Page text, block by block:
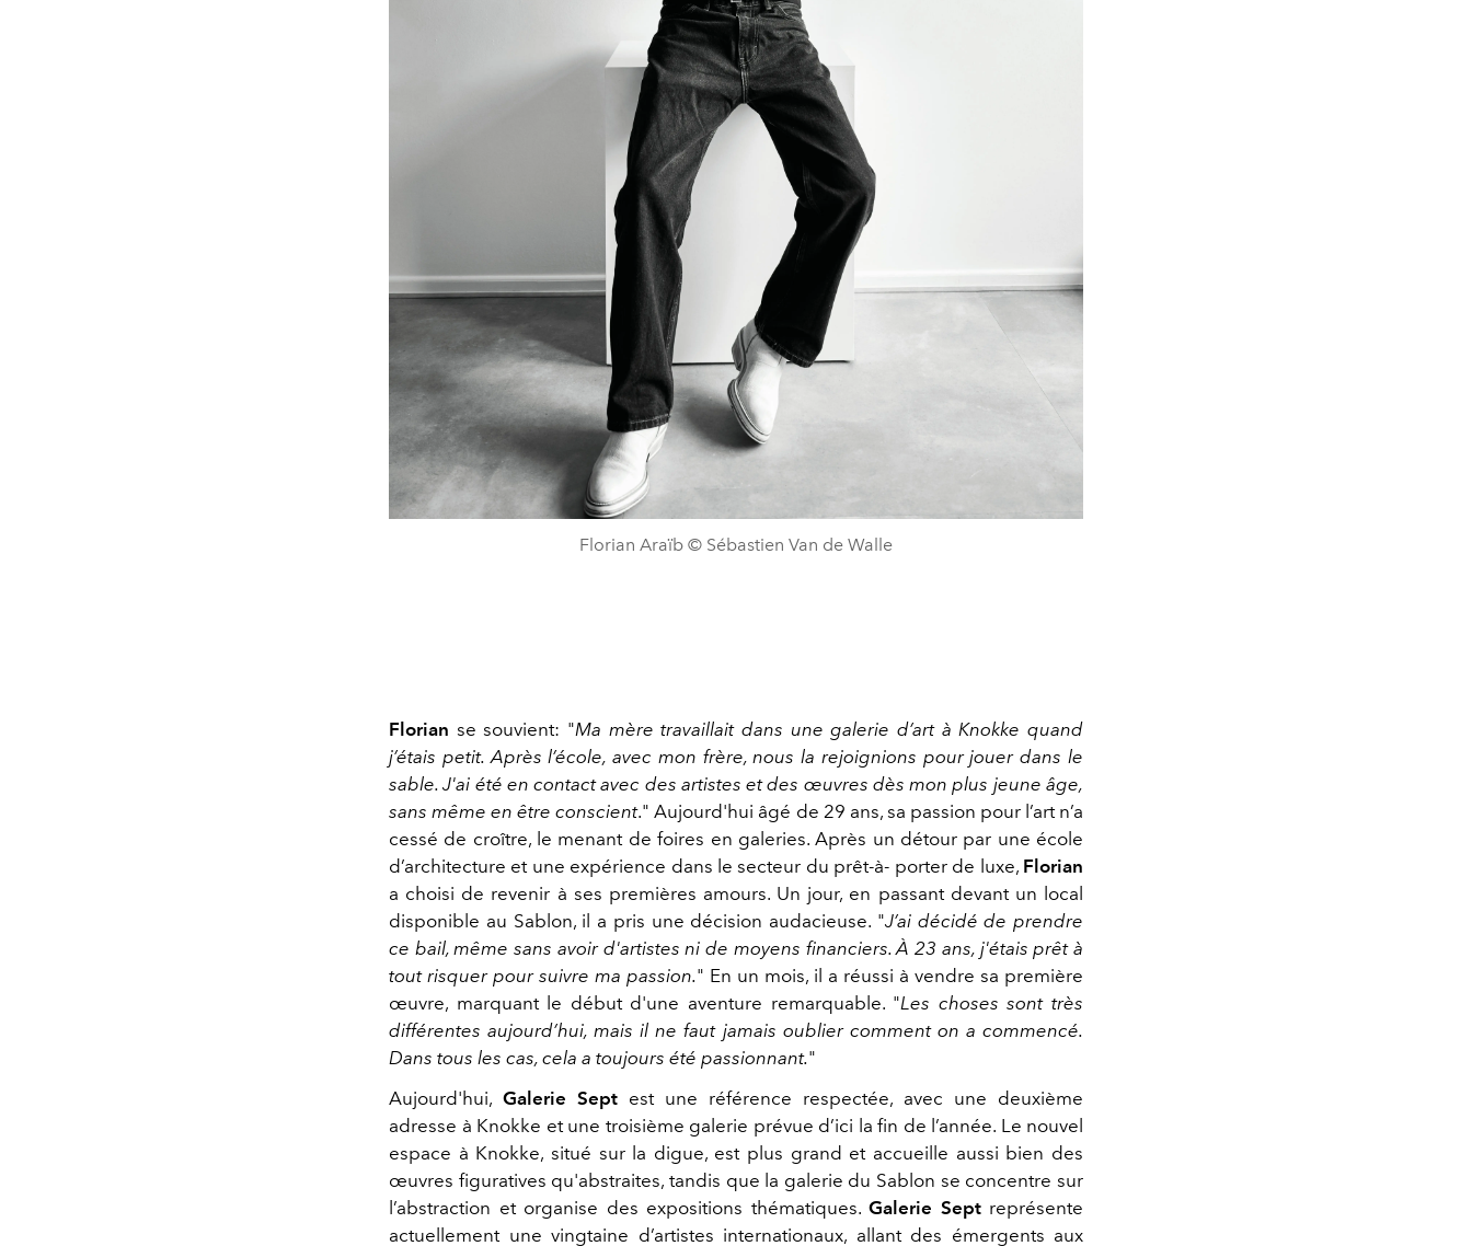
Florian Araïb © Sébastien Van de Walle
Florian se souvient: "Ma mère travaillait dans une galerie d’art à Knokke quand
j’étais petit. Après l’école, avec mon frère, nous la rejoignions pour jouer dans le
sable. J'ai été en contact avec des artistes et des œuvres dès mon plus jeune âge,
sans même en être conscient." Aujourd'hui âgé de 29 ans, sa passion pour l’art n’a
cessé de croître, le menant de foires en galeries. Après un détour par une école
d’architecture et une expérience dans le secteur du prêt-à- porter de luxe, Florian
a choisi de revenir à ses premières amours. Un jour, en passant devant un local
disponible au Sablon, il a pris une décision audacieuse. "J’ai décidé de prendre
ce bail, même sans avoir d'artistes ni de moyens financiers. À 23 ans, j'étais prêt à
tout risquer pour suivre ma passion." En un mois, il a réussi à vendre sa première
œuvre, marquant le début d'une aventure remarquable. "Les choses sont très
différentes aujourd’hui, mais il ne faut jamais oublier comment on a commencé.
Dans tous les cas, cela a toujours été passionnant."
Aujourd'hui, Galerie Sept est une référence respectée, avec une deuxième
adresse à Knokke et une troisième galerie prévue d’ici la fin de l’année. Le nouvel
espace à Knokke, situé sur la digue, est plus grand et accueille aussi bien des
œuvres figuratives qu'abstraites, tandis que la galerie du Sablon se concentre sur
l’abstraction et organise des expositions thématiques. Galerie Septreprésente
actuellement une vingtaine d’artistes internationaux, allant des émergents aux